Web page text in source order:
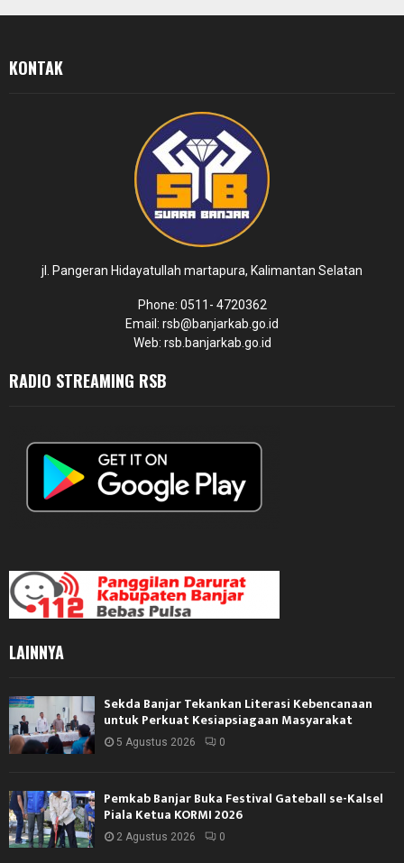
KONTAK
jl. Pangeran Hidayatullah martapura, Kalimantan Selatan
Phone: 0511- 4720362
Email: rsb@banjarkab.go.id
Web: rsb.banjarkab.go.id
RADIO STREAMING RSB
LAINNYA
Sekda Banjar Tekankan Literasi Kebencanaan
untuk Perkuat Kesiapsiagaan Masyarakat
5 Agustus 2026 0
Pemkab Banjar Buka Festival Gateball se-Kalsel
Piala Ketua KORMI 2026
2 Agustus 2026 0